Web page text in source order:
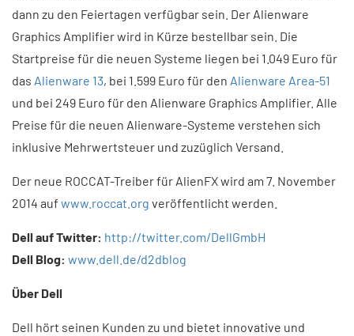
dann zu den Feiertagen verfügbar sein. Der Alienware
Graphics Amplifier wird in Kürze bestellbar sein. Die
Startpreise für die neuen Systeme liegen bei 1.049 Euro für
das Alienware 13, bei 1.599 Euro für den Alienware Area-51
und bei 249 Euro für den Alienware Graphics Amplifier. Alle
Preise für die neuen Alienware-Systeme verstehen sich
inklusive Mehrwertsteuer und zuzüglich Versand.
Der neue ROCCAT-Treiber für AlienFX wird am 7. November
2014 auf www.roccat.org veröffentlicht werden.
Dell auf Twitter: http://twitter.com/DellGmbH
Dell Blog: www.dell.de/d2dblog
Über Dell
Dell hört seinen Kunden zu und bietet innovative und